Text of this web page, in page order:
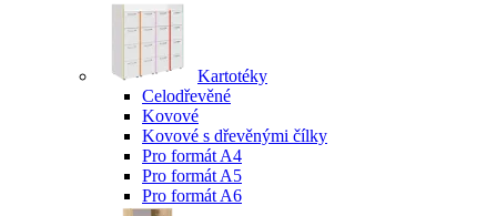
Kartotéky
Celodřevěné
Kovové
Kovové s dřevěnými čílky
Pro formát A4
Pro formát A5
Pro formát A6